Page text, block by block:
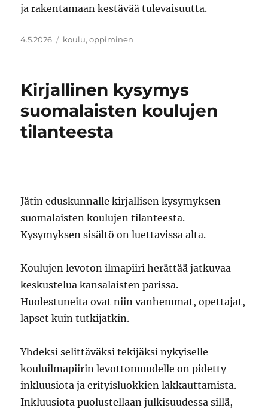
ja rakentamaan kestävää tulevaisuutta.
Julkaistu
4.5.2026 Avainsanat
koulu,oppiminen
Kirjallinen kysymys
suomalaisten koulujen
tilanteesta
Jätin eduskunnalle kirjallisen kysymyksen
suomalaisten koulujen tilanteesta.
Kysymyksen sisältö on luettavissa alta.
Koulujen levoton ilmapiiri herättää jatkuvaa
keskustelua kansalaisten parissa.
Huolestuneita ovat niin vanhemmat, opettajat,
lapset kuin tutkijatkin.
Yhdeksi selittäväksi tekijäksi nykyiselle
kouluilmapiirin levottomuudelle on pidetty
inkluusiota ja erityisluokkien lakkauttamista.
Inkluusiota puolustellaan julkisuudessa sillä,